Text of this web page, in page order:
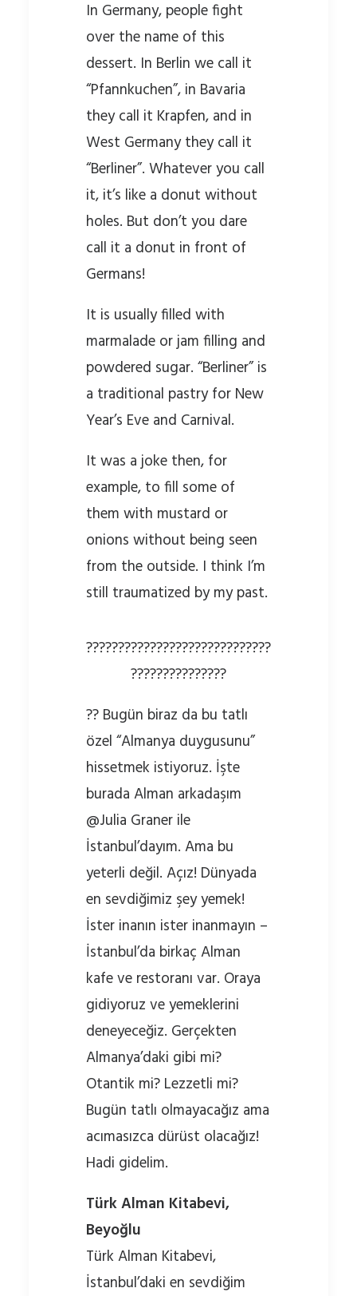
In Germany, people fight
over the name of this
dessert. In Berlin we call it
“Pfannkuchen”, in Bavaria
they call it Krapfen, and in
West Germany they call it
“Berliner”. Whatever you call
it, it’s like a donut without
holes. But don’t you dare
call it a donut in front of
Germans!
It is usually filled with
marmalade or jam filling and
powdered sugar. “Berliner” is
a traditional pastry for New
Year’s Eve and Carnival.
It was a joke then, for
example, to fill some of
them with mustard or
onions without being seen
from the outside. I think I’m
still traumatized by my past.
?????????????????????????????
???????????????
?? Bugün biraz da bu tatlı
özel “Almanya duygusunu”
hissetmek istiyoruz. İşte
burada Alman arkadaşım
@Julia Graner ile
İstanbul’dayım. Ama bu
yeterli değil. Açız! Dünyada
en sevdiğimiz şey yemek!
İster inanın ister inanmayın –
İstanbul’da birkaç Alman
kafe ve restoranı var. Oraya
gidiyoruz ve yemeklerini
deneyeceğiz. Gerçekten
Almanya’daki gibi mi?
Otantik mi? Lezzetli mi?
Bugün tatlı olmayacağız ama
acımasızca dürüst olacağız!
Hadi gidelim.
Türk Alman Kitabevi,
Beyoğlu
Türk Alman Kitabevi,
İstanbul’daki en sevdiğim